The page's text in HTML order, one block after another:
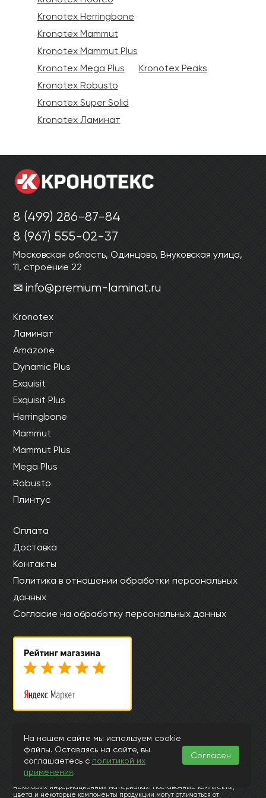
ОТПРАВИТЬ
лицам
Ваши данные не будут переданы третьим
лицам
Ваши данные не будут переданы третьим
лицам
Kronotex Herringbone
Kronotex Mammut
Kronotex Mammut Plus
Kronotex Mega Plus
Kronotex Peaks
Kronotex Robusto
Kronotex Super Solid
Kronotex Ламинат
8 (499) 286-87-84
8 (967) 555-02-37
Московская область, Одинцово, Внуковская улица,
11, строение 22
info@premium-laminat.ru
Kronotex
Ламинат
Amazone
Dynamic Plus
Exquisit
Exquisit Plus
Herringbone
Mammut
Mammut Plus
Mega Plus
Robusto
Плинтус
Оплата
Доставка
Контакты
Политика в отношении обработки персональных
данных
Согласие на обработку персональных данных
© Интернет магазин laminatkronotex.ru 2015-2026
Информация, представленная на страницах данного сайта, носит
исключительно ознакомительный характер и ни при каких
обстоятельствах и условиях не может считаться публичной офертой,
подпадающей под положения ст.435 и 437 Гражданского Кодекса РФ.
некоторых информационных материалах. Поставочные комплекты,
цвета и некоторые компоненты продукции могут отличаться от
На нашем сайте мы используем cookie
файлы. Оставаясь на сайте, вы
соглашаетесь с политикой их
применения.
Согласен